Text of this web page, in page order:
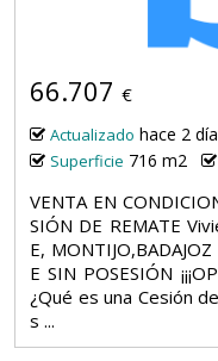
66.707 €
Actualizado hace 2
Superficie 716 m2
VENTA EN
SIÓN DE REMATE
E,
E SIN POSESIÓN
¿Qué es una Cesión
s ...